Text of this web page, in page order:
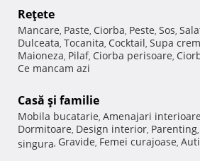
Reţete
Mancare, Paste, Ciorba, Peste, Sos,
Dulceata, Tocanita, Cocktail, Supa
Maioneza, Pilaf, Ciorba perisoare,
Ce mancam azi
Casă şi familie
Mobila bucatarie, Amenajari interioare
Dormitoare, Design interior, Parenting,
singura, Gravide, Femei curajoase,